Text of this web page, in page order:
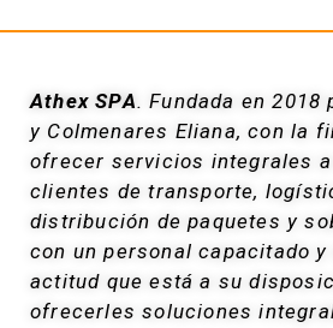
Athex SPA. Fundada en 2018
y Colmenares Eliana, con la
ofrecer servicios integrales
clientes de transporte,
distribución de paquetes y
con un personal capacitado
actitud que está a su
ofrecerles soluciones